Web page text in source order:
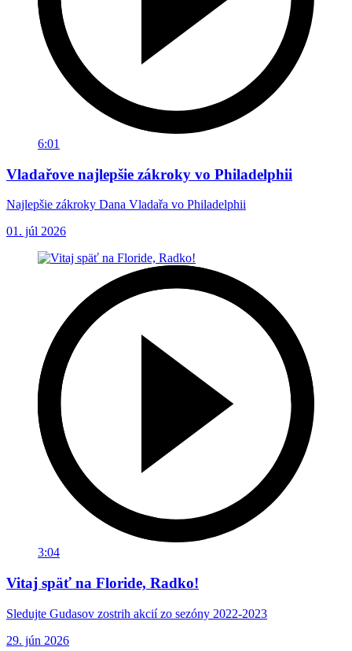
6:01
Vladařove najlepšie zákroky vo Philadelphii
Najlepšie zákroky Dana Vladařa vo Philadelphii
01. júl 2026
3:04
Vitaj späť na Floride, Radko!
Sledujte Gudasov zostrih akcií zo sezóny 2022-2023
29. jún 2026